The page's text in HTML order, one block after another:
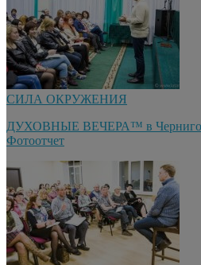
СИЛА ОКРУЖЕНИЯ
ДУХОВНЫЕ ВЕЧЕРА™ в
Фотоотчет